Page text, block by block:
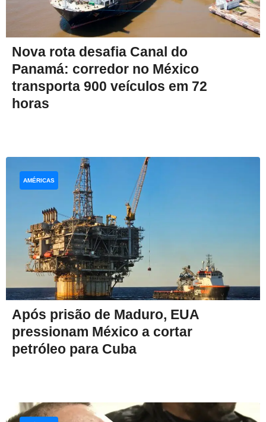
Nova rota desafia Canal do
Panamá: corredor no México
transporta 900 veículos em 72
horas
Após prisão de Maduro, EUA
pressionam México a cortar
petróleo para Cuba
AMÉRICAS